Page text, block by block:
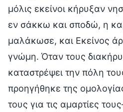
μόλις εκείνοι κήρυξαν
εν σάκκω και σποδώ, η
μαλάκωσε, και Εκείνος
γνώμη. Όταν τους
καταστρέψει την πόλη
προηγήθηκε της
τους για τις αμαρτίες